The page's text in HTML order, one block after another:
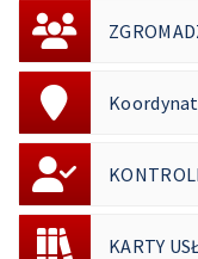
KARTY